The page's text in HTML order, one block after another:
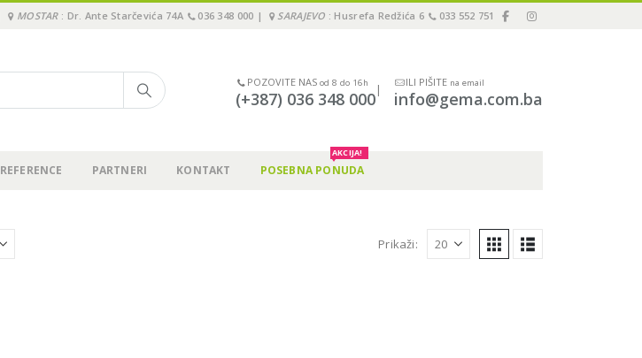
MOSTAR: Dr. Ante Starčevića 74A 036 348 000 | SARAJEVO : Husrefa Redžića 6 033 552 751
POZOVITE NAS od 8 do 16h
(+387) 036 348 000|
ILI PIŠITE na email
info@gema.com.ba
REFERENCE PARTNERI KONTAKT POSEBNA PONUDA
AKCIJA!
Prikaži: